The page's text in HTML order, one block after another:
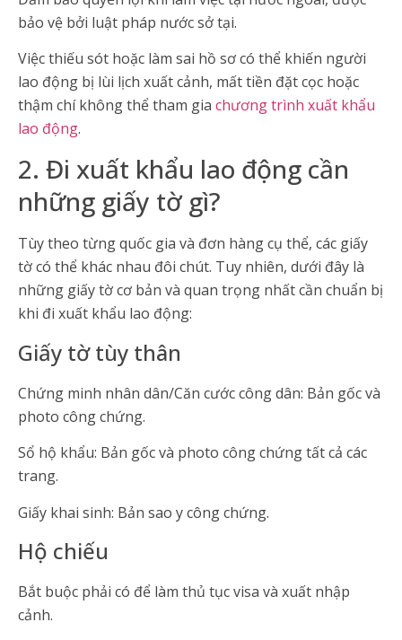
bảo vệ bởi luật pháp nước sở tại.
Việc thiếu sót hoặc làm sai hồ sơ có thể khiến người
lao động bị lùi lịch xuất cảnh, mất tiền đặt cọc hoặc
thậm chí không thể tham gia chương trình xuất khẩu
lao động.
2. Đi xuất khẩu lao động cần
những giấy tờ gì?
Tùy theo từng quốc gia và đơn hàng cụ thể, các giấy
tờ có thể khác nhau đôi chút. Tuy nhiên, dưới đây là
những giấy tờ cơ bản và quan trọng nhất cần chuẩn bị
khi đi xuất khẩu lao động:
Giấy tờ tùy thân
Chứng minh nhân dân/Căn cước công dân: Bản gốc và
photo công chứng.
Sổ hộ khẩu: Bản gốc và photo công chứng tất cả các
trang.
Giấy khai sinh: Bản sao y công chứng.
Hộ chiếu
Bắt buộc phải có để làm thủ tục visa và xuất nhập
cảnh.